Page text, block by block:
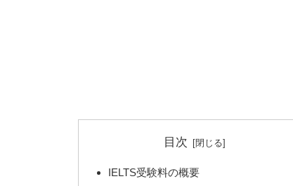
目次
IELTS受験料の概要